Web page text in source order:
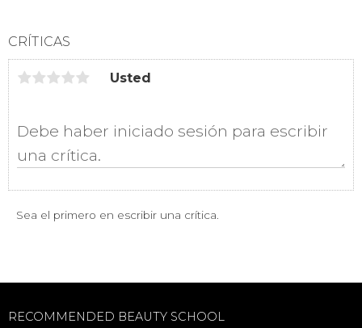
CRÍTICAS
Usted
Sea el primero en escribir una crítica.
RECOMMENDED BEAUTY SCHOOL